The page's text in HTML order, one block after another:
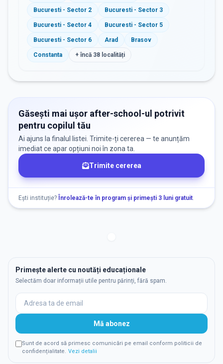
Bucuresti - Sector 2 Bucuresti - Sector 3
Bucuresti - Sector 4 Bucuresti - Sector 5
Bucuresti - Sector 6 Arad Brasov
Constanta + încă 38 localități
Găsești mai ușor after-school-ul potrivit
pentru copilul tău
Ai ajuns la finalul listei. Trimite-ți cererea — te anunțăm
imediat ce apar opțiuni noi în zona ta.
Trimite cererea
Ești instituție? Înrolează-te în program și primești 3 luni gratuit.
Primește alerte cu noutăți educaționale
Selectăm doar informații utile pentru părinți, fără spam.
Mă abonez
Sunt de acord să primesc comunicări pe email conform politicii de
confidențialitate. Vezi detalii